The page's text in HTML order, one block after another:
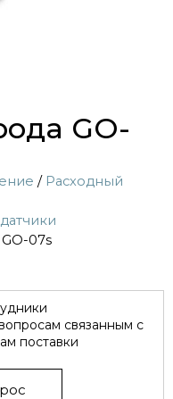
GO-
/ Расходный
07s
связанным с
поставки